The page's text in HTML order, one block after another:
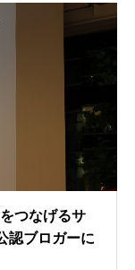
つなげるサ
認ブロガーに